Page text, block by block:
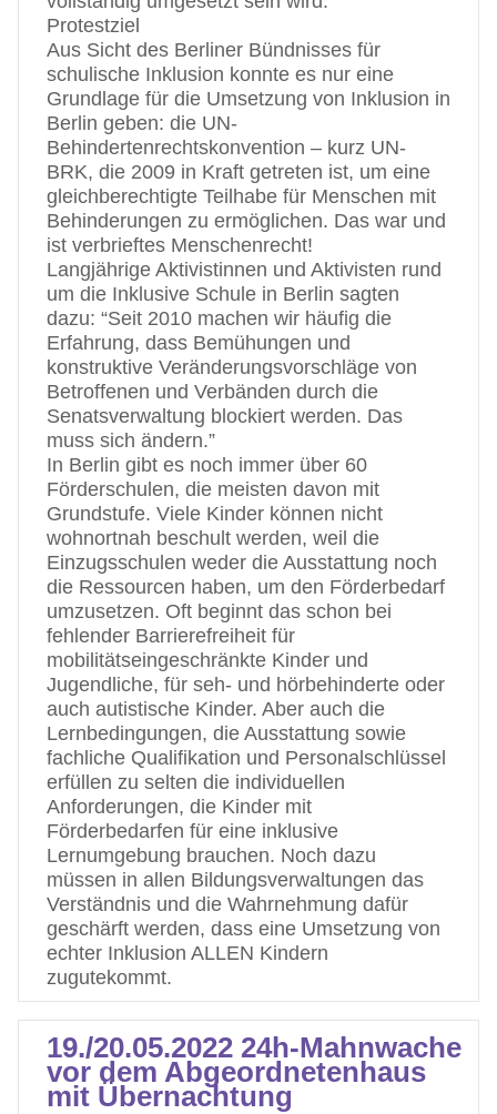
Protestziel
Aus Sicht des Berliner Bündnisses für
schulische Inklusion konnte es nur eine
Grundlage für die Umsetzung von Inklusion in
Berlin geben: die UN-
Behindertenrechtskonvention – kurz UN-
BRK, die 2009 in Kraft getreten ist, um eine
gleichberechtigte Teilhabe für Menschen mit
Behinderungen zu ermöglichen. Das war und
ist verbrieftes Menschenrecht!
Langjährige Aktivistinnen und Aktivisten rund
um die Inklusive Schule in Berlin sagten
dazu: “Seit 2010 machen wir häufig die
Erfahrung, dass Bemühungen und
konstruktive Veränderungsvorschläge von
Betroffenen und Verbänden durch die
Senatsverwaltung blockiert werden. Das
muss sich ändern.”
In Berlin gibt es noch immer über 60
Förderschulen, die meisten davon mit
Grundstufe. Viele Kinder können nicht
wohnortnah beschult werden, weil die
Einzugsschulen weder die Ausstattung noch
die Ressourcen haben, um den Förderbedarf
umzusetzen. Oft beginnt das schon bei
fehlender Barrierefreiheit für
mobilitätseingeschränkte Kinder und
Jugendliche, für seh- und hörbehinderte oder
auch autistische Kinder. Aber auch die
Lernbedingungen, die Ausstattung sowie
fachliche Qualifikation und Personalschlüssel
erfüllen zu selten die individuellen
Anforderungen, die Kinder mit
Förderbedarfen für eine inklusive
Lernumgebung brauchen. Noch dazu
müssen in allen Bildungsverwaltungen das
Verständnis und die Wahrnehmung dafür
geschärft werden, dass eine Umsetzung von
echter Inklusion ALLEN Kindern
zugutekommt.
19./20.05.2022 24h-Mahnwache
vor dem Abgeordnetenhaus
mit Übernachtung